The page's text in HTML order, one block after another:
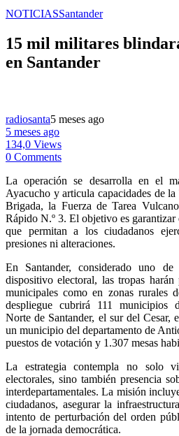
NOTICIASSantander
15 mil militares
en Santander
radiosanta5 meses ago
5 meses ago
134,0 Views
0 Comments
La operación se desarrolla en el
Ayacucho y articula capacidades de
Brigada, la Fuerza de Tarea
Rápido N.º 3. El objetivo es
que permitan a los ciudadanos
presiones ni alteraciones.
En Santander, considerado uno
dispositivo electoral, las tropas harán
municipales como en zonas rurales
despliegue cubrirá 111 municipios
Norte de Santander, el sur del Cesar,
un municipio del departamento de
puestos de votación y 1.307 mesas
La estrategia contempla no solo
electorales, sino también presencia
interdepartamentales. La misión
ciudadanos, asegurar la
intento de perturbación del orden
de la jornada democrática.